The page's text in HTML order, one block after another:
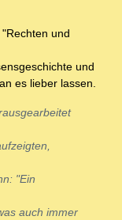
und
und
es lieber lassen.
"Ein
auch immer